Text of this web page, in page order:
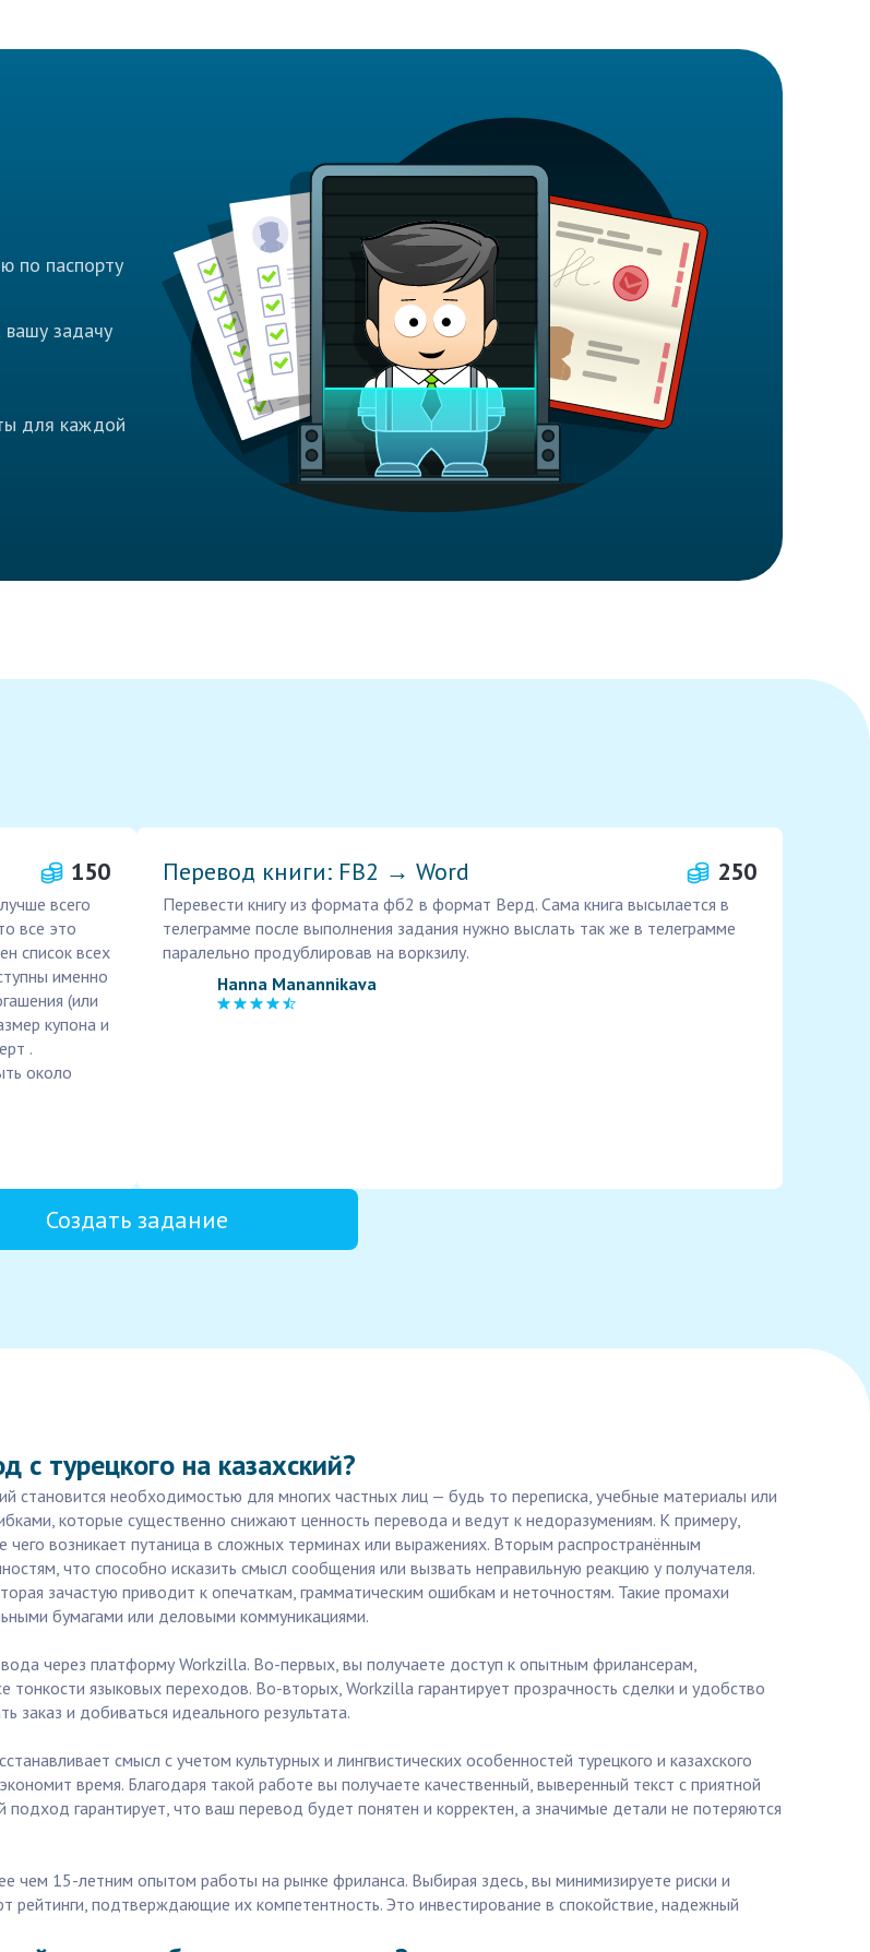
по паспорту
вашу задачу
для каждой
150
всего
все это
список всех
именно
(или
купона и
.
около
Перевод книги: FB2 → Word 250
Перевести книгу из формата фб2 в формат Верд. Сама книга высылается в
телеграмме после выполнения задания нужно выслать так же в телеграмме
паралельно продублировав на воркзилу.
Hanna Manannikava
Создать задание
турецкого на казахский?
становится необходимостью для многих частных лиц — будь то переписка, учебные материалы или
которые существенно снижают ценность перевода и ведут к недоразумениям. К примеру,
возникает путаница в сложных терминах или выражениях. Вторым распространённым
что способно исказить смысл сообщения или вызвать неправильную реакцию у получателя.
зачастую приводит к опечаткам, грамматическим ошибкам и неточностям. Такие промахи
бумагами или деловыми коммуникациями.
через платформу Workzilla. Во-первых, вы получаете доступ к опытным фрилансерам,
языковых переходов. Во-вторых, Workzilla гарантирует прозрачность сделки и удобство
заказ и добиваться идеального результата.
смысл с учетом культурных и лингвистических особенностей турецкого и казахского
время. Благодаря такой работе вы получаете качественный, выверенный текст с приятной
гарантирует, что ваш перевод будет понятен и корректен, а значимые детали не потеряются
чем 15-летним опытом работы на рынке фриланса. Выбирая здесь, вы минимизируете риски и
рейтинги, подтверждающие их компетентность. Это инвестирование в спокойствие, надежный